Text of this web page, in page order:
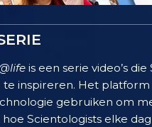
is een serie video’s
inspireren. Het
gebruiken om
hoe Scientologists elke